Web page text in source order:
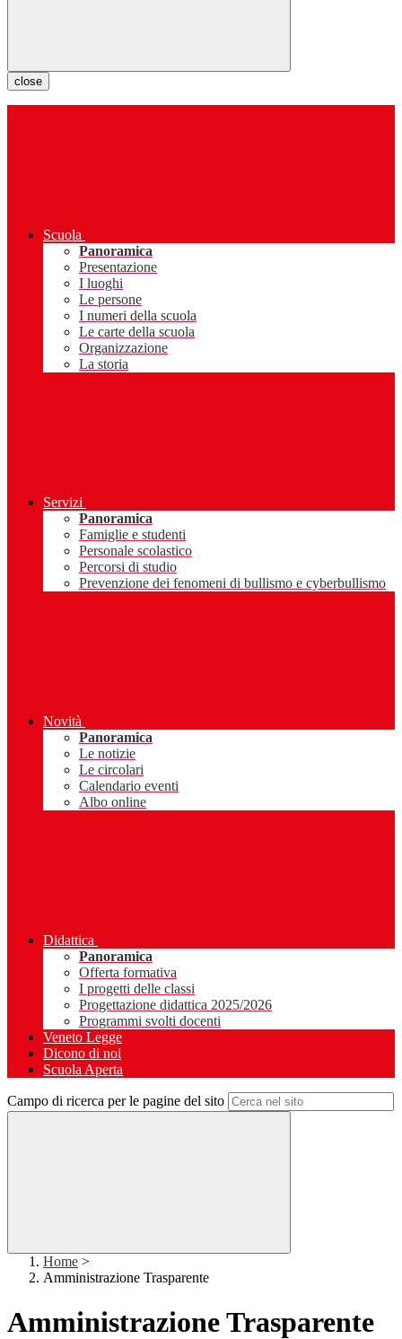
close
Scuola
Panoramica
Presentazione
I luoghi
Le persone
I numeri della scuola
Le carte della scuola
Organizzazione
La storia
Servizi
Panoramica
Famiglie e studenti
Personale scolastico
Percorsi di studio
Prevenzione dei fenomeni di bullismo e cyberbullismo
Novità
Panoramica
Le notizie
Le circolari
Calendario eventi
Albo online
Didattica
Panoramica
Offerta formativa
I progetti delle classi
Progettazione didattica 2025/2026
Programmi svolti docenti
Veneto Legge
Dicono di noi
Scuola Aperta
Campo di ricerca per le pagine del sito
Home >
Amministrazione Trasparente
Amministrazione Trasparente